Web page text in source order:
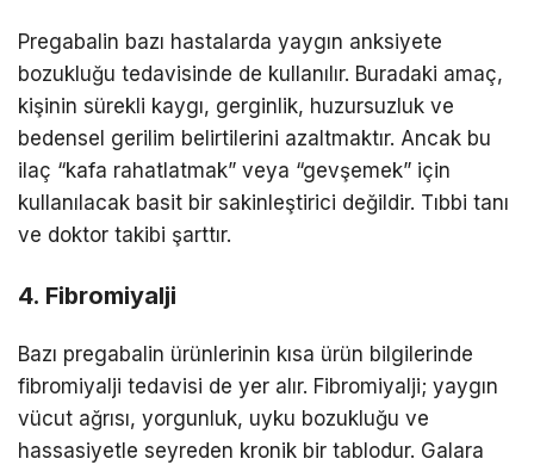
Pregabalin bazı hastalarda yaygın anksiyete
bozukluğu tedavisinde de kullanılır. Buradaki amaç,
kişinin sürekli kaygı, gerginlik, huzursuzluk ve
bedensel gerilim belirtilerini azaltmaktır. Ancak bu
ilaç “kafa rahatlatmak” veya “gevşemek” için
kullanılacak basit bir sakinleştirici değildir. Tıbbi tanı
ve doktor takibi şarttır.
4. Fibromiyalji
Bazı pregabalin ürünlerinin kısa ürün bilgilerinde
fibromiyalji tedavisi de yer alır. Fibromiyalji; yaygın
vücut ağrısı, yorgunluk, uyku bozukluğu ve
hassasiyetle seyreden kronik bir tablodur. Galara